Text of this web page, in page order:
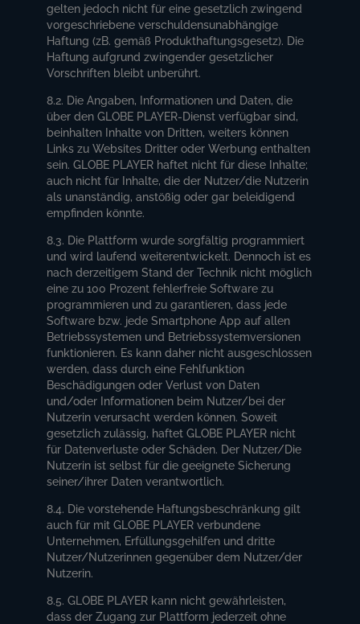
gelten jedoch nicht für eine gesetzlich zwingend
vorgeschriebene verschuldensunabhängige
Haftung (zB. gemäß Produkthaftungsgesetz). Die
Haftung aufgrund zwingender gesetzlicher
Vorschriften bleibt unberührt.
8.2. Die Angaben, Informationen und Daten, die
über den GLOBE PLAYER-Dienst verfügbar sind,
beinhalten Inhalte von Dritten, weiters können
Links zu Websites Dritter oder Werbung enthalten
sein. GLOBE PLAYER haftet nicht für diese Inhalte;
auch nicht für Inhalte, die der Nutzer/die Nutzerin
als unanständig, anstößig oder gar beleidigend
empfinden könnte.
8.3. Die Plattform wurde sorgfältig programmiert
und wird laufend weiterentwickelt. Dennoch ist es
nach derzeitigem Stand der Technik nicht möglich
eine zu 100 Prozent fehlerfreie Software zu
programmieren und zu garantieren, dass jede
Software bzw. jede Smartphone App auf allen
Betriebssystemen und Betriebssystemversionen
funktionieren. Es kann daher nicht ausgeschlossen
werden, dass durch eine Fehlfunktion
Beschädigungen oder Verlust von Daten
und/oder Informationen beim Nutzer/bei der
Nutzerin verursacht werden können. Soweit
gesetzlich zulässig, haftet GLOBE PLAYER nicht
für Datenverluste oder Schäden. Der Nutzer/Die
Nutzerin ist selbst für die geeignete Sicherung
seiner/ihrer Daten verantwortlich.
8.4. Die vorstehende Haftungsbeschränkung gilt
auch für mit GLOBE PLAYER verbundene
Unternehmen, Erfüllungsgehilfen und dritte
Nutzer/Nutzerinnen gegenüber dem Nutzer/der
Nutzerin.
8.5. GLOBE PLAYER kann nicht gewährleisten,
dass der Zugang zur Plattform jederzeit ohne